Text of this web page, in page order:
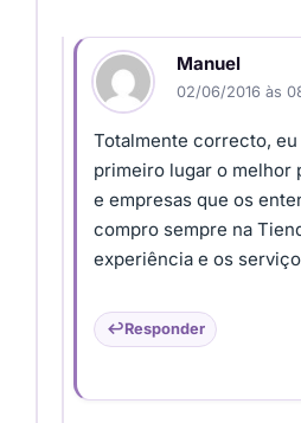
Manuel
02/06/2016 às
Totalmente correcto,
primeiro lugar o melhor
e empresas que os
compro sempre na
experiência e os
Responder